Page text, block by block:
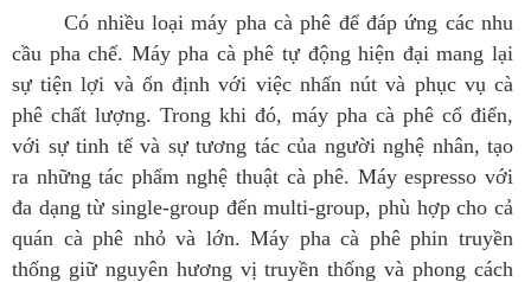
Có nhiều loại máy pha cà phê để đáp ứng các nhu
cầu pha chế. Máy pha cà phê tự động hiện đại mang lại
sự tiện lợi và ổn định với việc nhấn nút và phục vụ cà
phê chất lượng. Trong khi đó, máy pha cà phê cổ điển,
với sự tinh tế và sự tương tác của người nghệ nhân, tạo
ra những tác phẩm nghệ thuật cà phê. Máy espresso với
đa dạng từ single-group đến multi-group, phù hợp cho cả
quán cà phê nhỏ và lớn. Máy pha cà phê phin truyền
thống giữ nguyên hương vị truyền thống và phong cách